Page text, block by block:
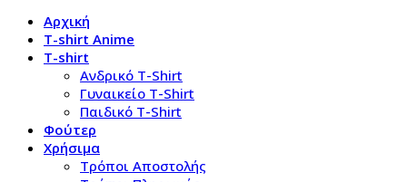
Αρχική
T-shirt Anime
T-shirt
Aνδρικό Τ-Shirt
Γυναικείο T-Shirt
Παιδικό T-Shirt
Φούτερ
Χρήσιμα
Τρόποι Αποστολής